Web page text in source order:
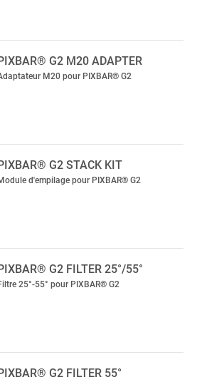
PIXBAR® G2 M20 ADAPTER
M20 pour PIXBAR® G2
PIXBAR® G2 STACK KIT
d'empilage pour PIXBAR® G2
PIXBAR® G2 FILTER 25°/55°
25°-55° pour PIXBAR® G2
PIXBAR® G2 FILTER 55°